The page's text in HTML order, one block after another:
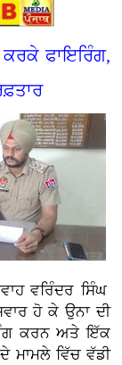
ਕਰਕੇ ਫਾਇਰਿੰਗ,
ਵਰਿੰਦਰ ਸਿੰਘ
ਹੋ ਕੇ ਉਨਾ ਦੀ
ਕਰਨ ਅਤੇ ਇੱਕ
ਮਾਮਲੇ ਵਿੱਚ ਵੱਡੀ